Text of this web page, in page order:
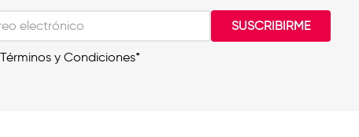
SUSCRIBIRME
y Condiciones*